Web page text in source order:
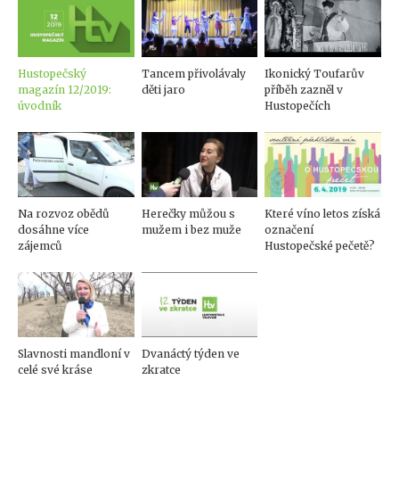
Hustopečský
magazín 12/2019:
úvodník
Tancem přivolávaly
děti jaro
Ikonický Toufarův
příběh zazněl v
Hustopečích
Na rozvoz obědů
dosáhne více
zájemců
Herečky můžou s
mužem i bez muže
Které víno letos získá
označení
Hustopečské pečetě?
Slavnosti mandloní v
celé své kráse
Dvanáctý týden ve
zkratce